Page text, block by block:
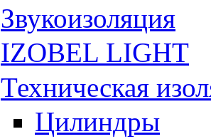
Звукоизоляция
IZOBEL LIGHT
Техническая
Цилиндры